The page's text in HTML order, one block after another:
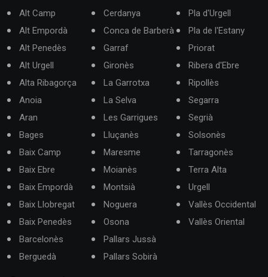
Alt Camp
Alt Empordà
Alt Penedès
Alt Urgell
Alta Ribagorça
Anoia
Aran
Bages
Baix Camp
Baix Ebre
Baix Empordà
Baix Llobregat
Baix Penedès
Barcelonès
Berguedà
Cerdanya
Conca de Barberà
Garraf
Gironès
La Garrotxa
La Selva
Les Garrigues
Lluçanès
Maresme
Moianès
Montsià
Noguera
Osona
Pallars Jussà
Pallars Sobirà
Pla d'Urgell
Pla de l'Estany
Priorat
Ribera d'Ebre
Ripollès
Segarra
Segrià
Solsonès
Tarragonès
Terra Alta
Urgell
Vallès Occidental
Vallès Oriental